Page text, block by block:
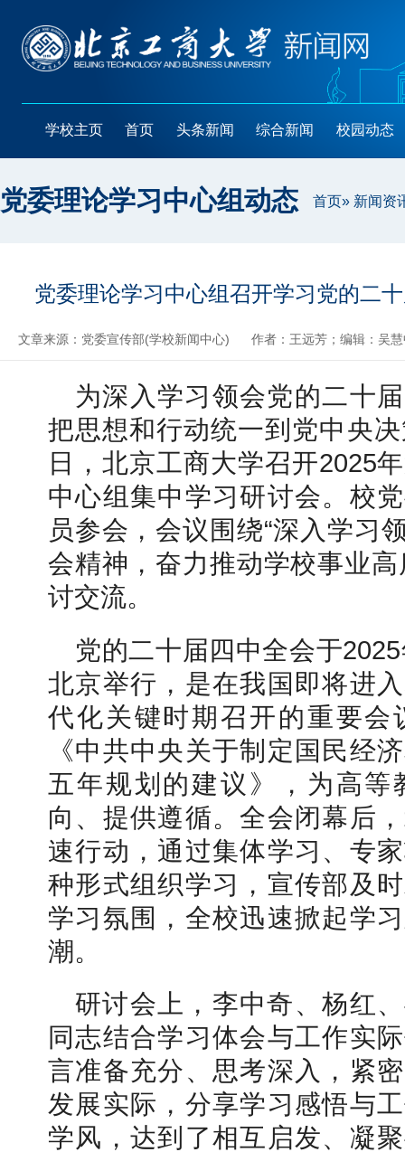
学校主页 首页 头条新闻 综合新闻 校园动态
党委理论学习中心组动态 首页» 新闻资
党委理论学习中心组召开学习党的二
文章来源：党委宣传部(学校新闻中心) 作者：王远芳；编辑：吴
为深入学习领会党的二十
把思想和行动统一到党中央
日，北京工商大学召开2025
中心组集中学习研讨会。校
员参会，会议围绕“深入学习
会精神，奋力推动学校事业
讨交流。
党的二十届四中全会于
北京举行，是在我国即将进
代化关键时期召开的重要会
《中共中央关于制定国民经
五年规划的建议》，为高等
向、提供遵循。全会闭幕后
速行动，通过集体学习、专
种形式组织学习，宣传部及
学习氛围，全校迅速掀起学
潮。
研讨会上，李中奇、杨红
同志结合学习体会与工作实
言准备充分、思考深入，紧
发展实际，分享学习感悟与
学风，达到了相互启发、凝
奥会和冬残奥会专题